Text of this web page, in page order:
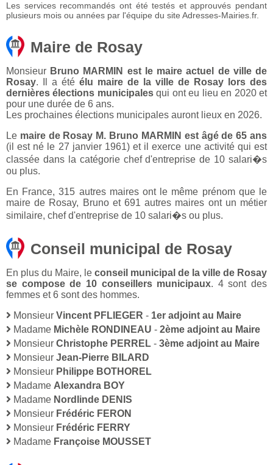
Les services recommandés ont été testés et approuvés pendant
plusieurs mois ou années par l'équipe du site Adresses-Mairies.fr.
Maire de Rosay
Monsieur Bruno MARMIN est le maire actuel de ville de
Rosay. Il a été élu maire de la ville de Rosay lors des
dernières élections municipalesqui ont eu lieu en 2020 et
pour une durée de 6 ans.
Les prochaines élections municipales auront lieux en 2026.
Le maire de Rosay M. Bruno MARMIN est âgé de 65 ans
(il est né le 27 janvier 1961) et il exerce une activité qui est
classée dans la catégorie chef d'entreprise de 10 salari�s
ou plus.
En France, 315 autres maires ont le même prénom que le
maire de Rosay, Bruno et 691 autres maires ont un métier
similaire, chef d'entreprise de 10 salari�s ou plus.
Conseil municipal de Rosay
En plus du Maire, le conseil municipal de la ville de Rosay
se compose de 10 conseillers municipaux. 4 sont des
femmes et 6 sont des hommes.
Monsieur Vincent PFLIEGER - 1er adjoint au Maire
Madame Michèle RONDINEAU - 2ème adjoint au Maire
Monsieur Christophe PERREL - 3ème adjoint au Maire
Monsieur Jean-Pierre BILARD
Monsieur Philippe BOTHOREL
Madame Alexandra BOY
Madame Nordlinde DENIS
Monsieur Frédéric FERON
Monsieur Frédéric FERRY
Madame Françoise MOUSSET